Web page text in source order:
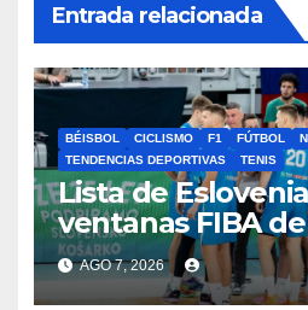
Entrada relacionada
BÉISBOL CICLISMO F1 FÚTBOL
TENDENCIAS DEPORTIVAS
TENIS
Lista de
ventanas FIBA
AGO 7, 2026